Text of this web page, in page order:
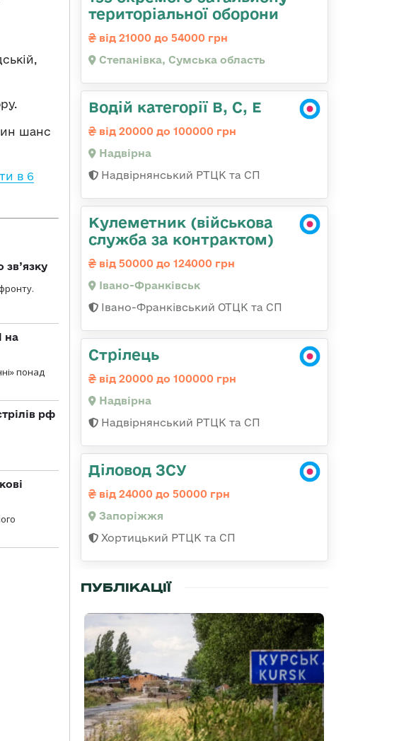
шанс
в 6
на
понад
рф
територіальної оборони
від 21000 до 54000 грн
Степанівка, Сумська область
Водій категорії В, С, Е
від 20000 до 100000 грн
Надвірна
Надвірнянський РТЦК та СП
Кулеметник (військова
служба за контрактом)
від 50000 до 124000 грн
Івано-Франківськ
Івано-Франківський ОТЦК та СП
Стрілець
від 20000 до 100000 грн
Надвірна
Надвірнянський РТЦК та СП
Діловод ЗСУ
від 24000 до 50000 грн
Запоріжжя
Хортицький РТЦК та СП
ПУБЛІКАЦІЇ